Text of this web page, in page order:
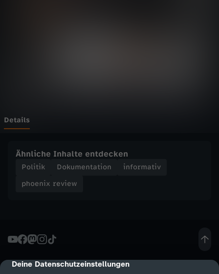
cmp-dialog-description
Deine Datenschutzeinstellungen
w
2
0
-
Details
Ähnliche Inhalte entdecken
Politik Dokumentation
informativ
phoenix review